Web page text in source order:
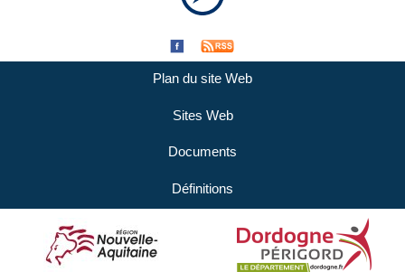
Plan du site Web
Sites Web
Documents
Définitions